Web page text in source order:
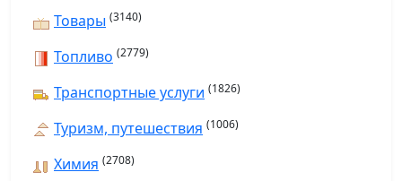
Товары (3140)
Топливо (2779)
Транспортные услуги (1826)
Туризм, путешествия (1006)
Химия (2708)